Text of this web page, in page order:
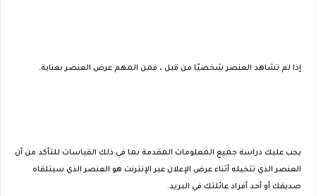
إذا لم تشاهد العنصر شخصيًا من قبل ، فمن المهم عرض العنصر بعناية.
يجب عليك دراسة جميع المعلومات المقدمة بما في ذلك القياسات للتأكد من أن
العنصر الذي تتخيله أثناء عرض الإعلان عبر الإنترنت هو العنصر الذي سيتلقاه
صديقك أو أحد أفراد عائلتك في البريد.